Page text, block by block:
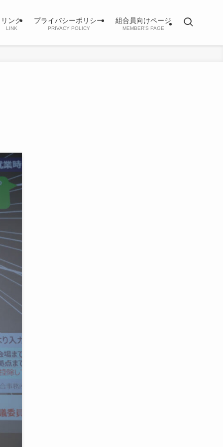
リンク
LINK
プライバシーポリシー
PRIVACY POLICY
組合員向けページ
MEMBER’S PAGE